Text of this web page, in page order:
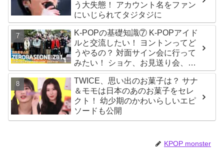
う大失態！ アカウント名をファン
にいじられてタジタジに
K-POPの基礎知識⑦ K-POPアイド
ルと交流したい！ ヨントンってど
うやるの？ 対面サイン会に行って
みたい！ ショケ、お見送り会、握
手会・・・リリースイベントあれ
これを紹介
TWICE、思い出のお菓子は？ サナ
＆モモは日本のあのお菓子をセレ
クト！ 幼少期のかわいらしいエピ
ソードも公開
KPOP monster